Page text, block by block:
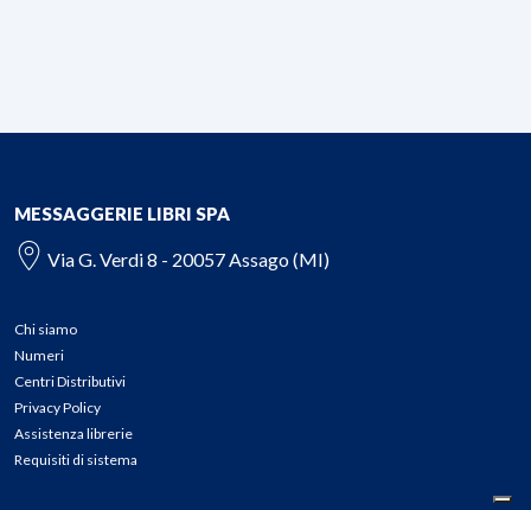
MESSAGGERIE LIBRI SPA
Via G. Verdi 8 - 20057 Assago (MI)
Chi siamo
Numeri
Centri Distributivi
Privacy Policy
Assistenza librerie
Requisiti di sistema